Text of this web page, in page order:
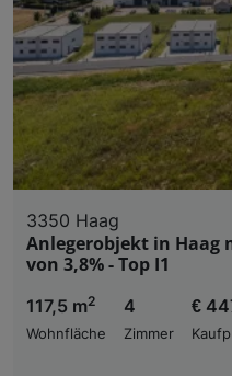
3350 Haag
Anlegerobjekt in
von 3,8% - Top I1
117,5 m2
Wohnfläche
4
Zimmer
€